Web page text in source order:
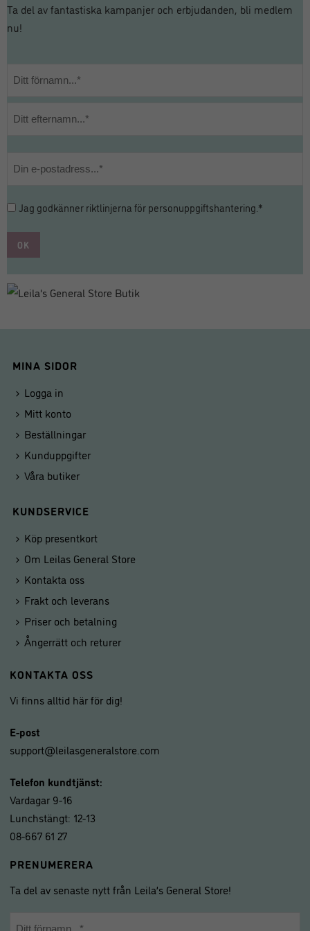
Ta del av fantastiska kampanjer och erbjudanden, bli medlem
nu!
Hantering
personuppgifter
*
Jag godkänner riktlinjerna förpersonuppgiftshantering .*
MINA SIDOR
Logga in
Mitt konto
Beställningar
Kunduppgifter
Våra butiker
KUNDSERVICE
Köp presentkort
Om Leilas General Store
Kontakta oss
Frakt och leverans
Priser och betalning
Ångerrätt och returer
KONTAKTA OSS
Vi finns alltid här för dig!
E-post
support@leilasgeneralstore.com
Telefon kundtjänst:
Vardagar 9-16
Lunchstängt: 12-13
08-667 61 27
PRENUMERERA
Ta del av senaste nytt från Leila’s General Store!